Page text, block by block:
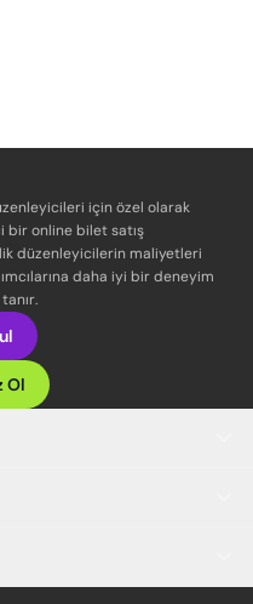
için özel olarak
bir online bilet satış
düzenleyicilerin maliyetleri
daha iyi bir deneyim
Ol